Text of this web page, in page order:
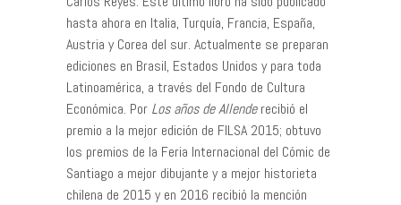
hasta ahora en Italia, Turquía, Francia, España,
Austria y Corea del sur. Actualmente se preparan
ediciones en Brasil, Estados Unidos y para toda
Latinoamérica, a través del Fondo de Cultura
Económica. Por Los años de Allenderecibió el
premio a la mejor edición de FILSA 2015; obtuvo
los premios de la Feria Internacional del Cómic de
Santiago a mejor dibujante y a mejor historieta
chilena de 2015 y en 2016 recibió la mención